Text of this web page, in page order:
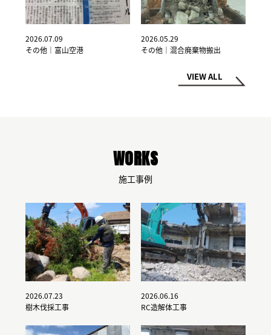
2026.07.09
その他｜富山空港
2026.05.29
その他｜混合廃棄物搬出
VIEW ALL
WORKS
施工事例
2026.07.23
樹木伐採工事
2026.06.16
RC造解体工事